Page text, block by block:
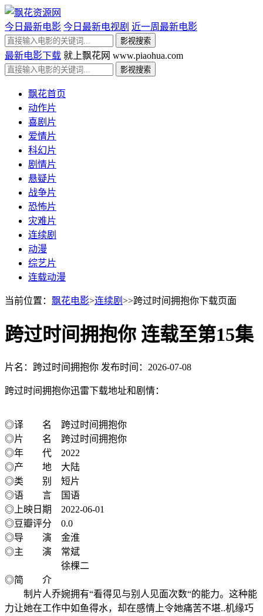
今日最新电影 今日最新电视剧 近一周最新电影
最新电影下载 就上飘花网 www.piaohua.com
飘花首页
动作片
喜剧片
爱情片
科幻片
剧情片
悬疑片
战争片
恐怖片
灾难片
连续剧
动漫
综艺片
连载动漫
当前位置： 飘花电影>连续剧 >>跨过时间拥抱你下载页面
跨过时间拥抱你 连载至第15集
片名：跨过时间拥抱你 发布时间：2026-07-08
跨过时间拥抱你迅雷下载地址和剧情：
◎译 名 跨过时间拥抱你
◎片 名 跨过时间拥抱你
◎年 代 2022
◎产 地 大陆
◎类 别 短片
◎语 言 国语
◎上映日期 2022-06-01
◎豆瓣评分 0.0
◎导 演 金淮
◎主 演 常斌
徐棵二
◎简 介
制片人乔婉拥有“看得见与别人见面次数“的能力。这种能
力让她在工作中如鱼得水，却在感情上令她痛苦不堪..机缘巧